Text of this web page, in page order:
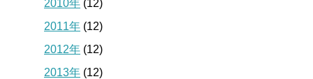
2010年 (12)
2011年 (12)
2012年 (12)
2013年 (12)